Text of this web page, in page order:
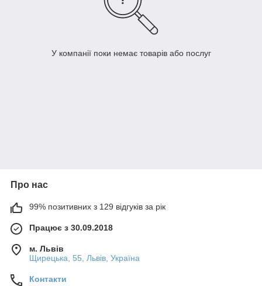
У компанії поки немає товарів або послуг
Про нас
99% позитивних з 129 відгуків за рік
Працює з 30.09.2018
м. Львів
Щирецька, 55, Львів, Україна
Контакти